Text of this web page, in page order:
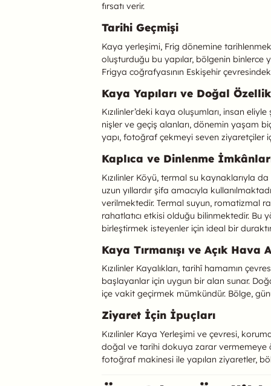
fırsatı verir.
Tarihi Geçmişi
Kaya yerleşimi, Frig dönemine
oluşturduğu bu yapılar, bölgenin binlerce
Frigya coğrafyasının Eskişehir
Kaya Yapıları ve Doğal
Kızılinler’deki kaya oluşumları, insan
nişler ve geçiş alanları, dönemin yaşam
yapı, fotoğraf çekmeyi seven ziyaretçiler
Kaplıca ve Dinlenme
Kızılinler Köyü, termal su kaynaklarıyla da
uzun yıllardır şifa amacıyla
verilmektedir. Termal suyun, romatizmal
rahatlatıcı etkisi olduğu bilinmektedir. Bu
birleştirmek isteyenler için ideal bir
Kaya Tırmanışı ve Açık Hava
Kızılinler Kayalıkları, tarihî hamamın
başlayanlar için uygun bir alan sunar.
içe vakit geçirmek mümkündür. Bölge,
Ziyaret İçin İpuçları
Kızılinler Kaya Yerleşimi ve çevresi,
doğal ve tarihi dokuya zarar vermemeye
fotoğraf makinesi ile yapılan ziyaretler,